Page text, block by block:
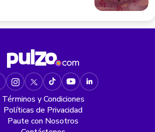
Términos y Condiciones
Políticas de Privacidad
Paute con Nosotros